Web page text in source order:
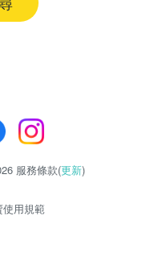
服務條款(更新)
使用規範